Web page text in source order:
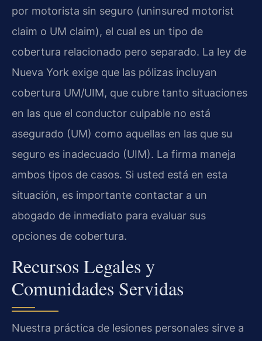
por motorista sin seguro (uninsured motorist
claim o UM claim), el cual es un tipo de
cobertura relacionado pero separado. La ley de
Nueva York exige que las pólizas incluyan
cobertura UM/UIM, que cubre tanto situaciones
en las que el conductor culpable no está
asegurado (UM) como aquellas en las que su
seguro es inadecuado (UIM). La firma maneja
ambos tipos de casos. Si usted está en esta
situación, es importante contactar a un
abogado de inmediato para evaluar sus
opciones de cobertura.
Recursos Legales y
Comunidades Servidas
Nuestra práctica de lesiones personales sirve a